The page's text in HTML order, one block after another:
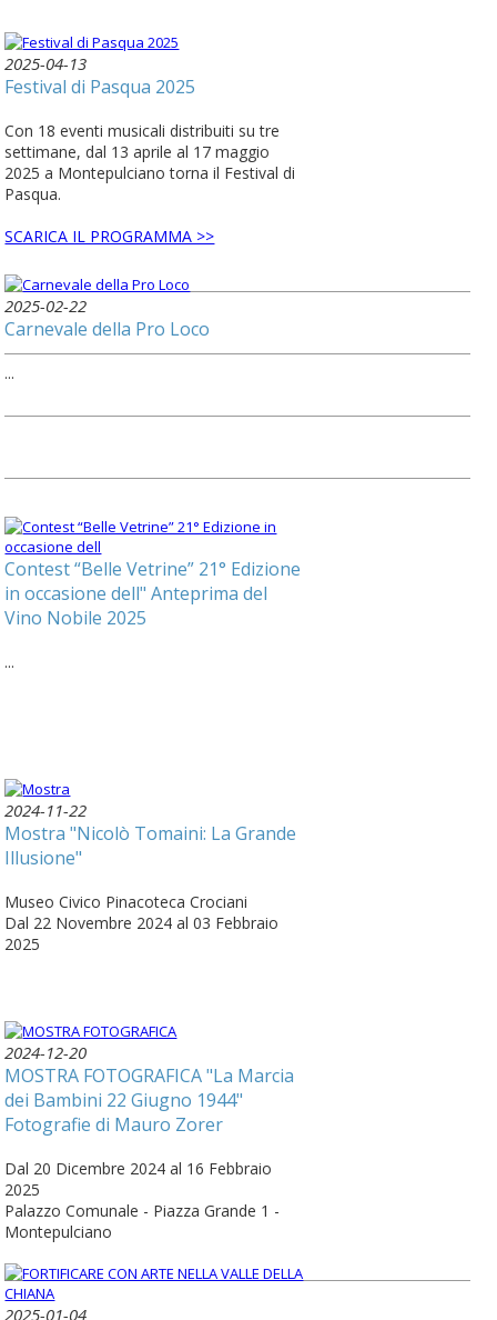
2025-04-13
Festival di Pasqua 2025
Con 18 eventi musicali distribuiti su tre
settimane, dal 13 aprile al 17 maggio
2025 a Montepulciano torna il Festival di
Pasqua.
SCARICA IL PROGRAMMA >>
2025-02-22
Carnevale della Pro Loco
...
Contest “Belle Vetrine” 21° Edizione
in occasione dell" Anteprima del
Vino Nobile 2025
...
2024-11-22
Mostra "Nicolò Tomaini: La Grande
Illusione"
Museo Civico Pinacoteca Crociani
Dal 22 Novembre 2024 al 03 Febbraio
2025
2024-12-20
MOSTRA FOTOGRAFICA "La Marcia
dei Bambini 22 Giugno 1944"
Fotografie di Mauro Zorer
Dal 20 Dicembre 2024 al 16 Febbraio
2025
Palazzo Comunale - Piazza Grande 1 -
Montepulciano
2025-01-04